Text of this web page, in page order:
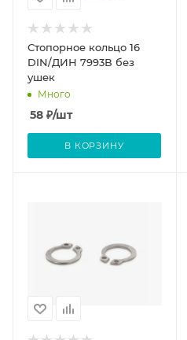
Стопорное кольцо 16
DIN/ДИН 7993В без
ушек
Много
58 ₽/шт
В КОРЗИНУ